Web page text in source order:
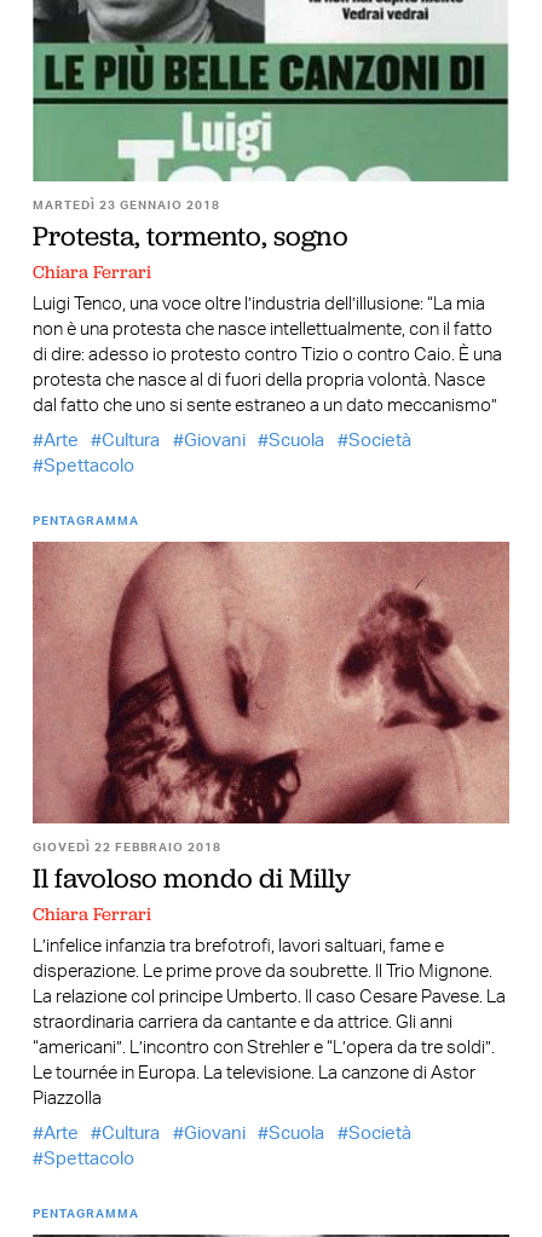
MARTEDÌ 23 GENNAIO 2018
Protesta, tormento, sogno
Chiara Ferrari
Luigi Tenco, una voce oltre l’industria dell’illusione: “La mia
non è una protesta che nasce intellettualmente, con il fatto
di dire: adesso io protesto contro Tizio o contro Caio. È una
protesta che nasce al di fuori della propria volontà. Nasce
dal fatto che uno si sente estraneo a un dato meccanismo”
Arte
Cultura Giovani Scuola
Società
Spettacolo
PENTAGRAMMA
GIOVEDÌ 22 FEBBRAIO 2018
Il favoloso mondo di Milly
Chiara Ferrari
L’infelice infanzia tra brefotrofi, lavori saltuari, fame e
disperazione. Le prime prove da soubrette. Il Trio Mignone.
La relazione col principe Umberto. Il caso Cesare Pavese. La
straordinaria carriera da cantante e da attrice. Gli anni
“americani”. L’incontro con Strehler e “L’opera da tre soldi”.
Le tournée in Europa. La televisione. La canzone di Astor
Piazzolla
Arte
Cultura Giovani Scuola
Società
Spettacolo
PENTAGRAMMA